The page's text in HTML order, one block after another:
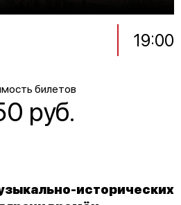
19:00
билетов
руб.
исторических